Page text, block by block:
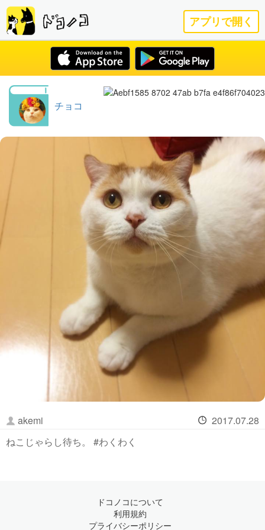
アプリで開く
チョコ
akemi
2017.07.28
ねこじゃらし待ち。 #わくわく
ドコノコについて
利用規約
プライバシーポリシー